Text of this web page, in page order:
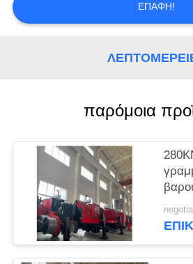
ΥΠΟΘΈΣΕΙΣ
PRIVACY
ΕΠΑΦΉ!
παρόμοια